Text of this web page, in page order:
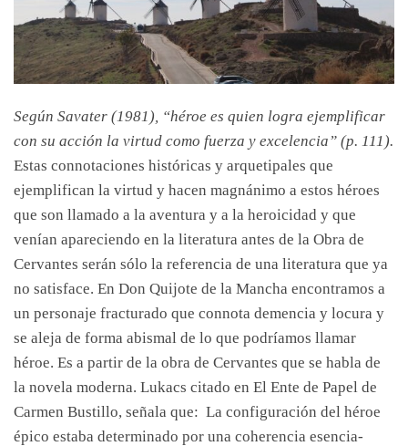
Según Savater (1981), “héroe es quien logra ejemplificar
con su acción la virtud como fuerza y excelencia” (p. 111).
Estas connotaciones históricas y arquetipales que
ejemplifican la virtud y hacen magnánimo a estos héroes
que son llamado a la aventura y a la heroicidad y que
venían apareciendo en la literatura antes de la Obra de
Cervantes serán sólo la referencia de una literatura que ya
no satisface. En Don Quijote de la Mancha encontramos a
un personaje fracturado que connota demencia y locura y
se aleja de forma abismal de lo que podríamos llamar
héroe. Es a partir de la obra de Cervantes que se habla de
la novela moderna. Lukacs citado en El Ente de Papel de
Carmen Bustillo, señala que: La configuración del héroe
épico estaba determinado por una coherencia esencia-